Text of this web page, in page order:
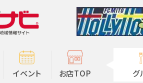
イベント お店TOP グ